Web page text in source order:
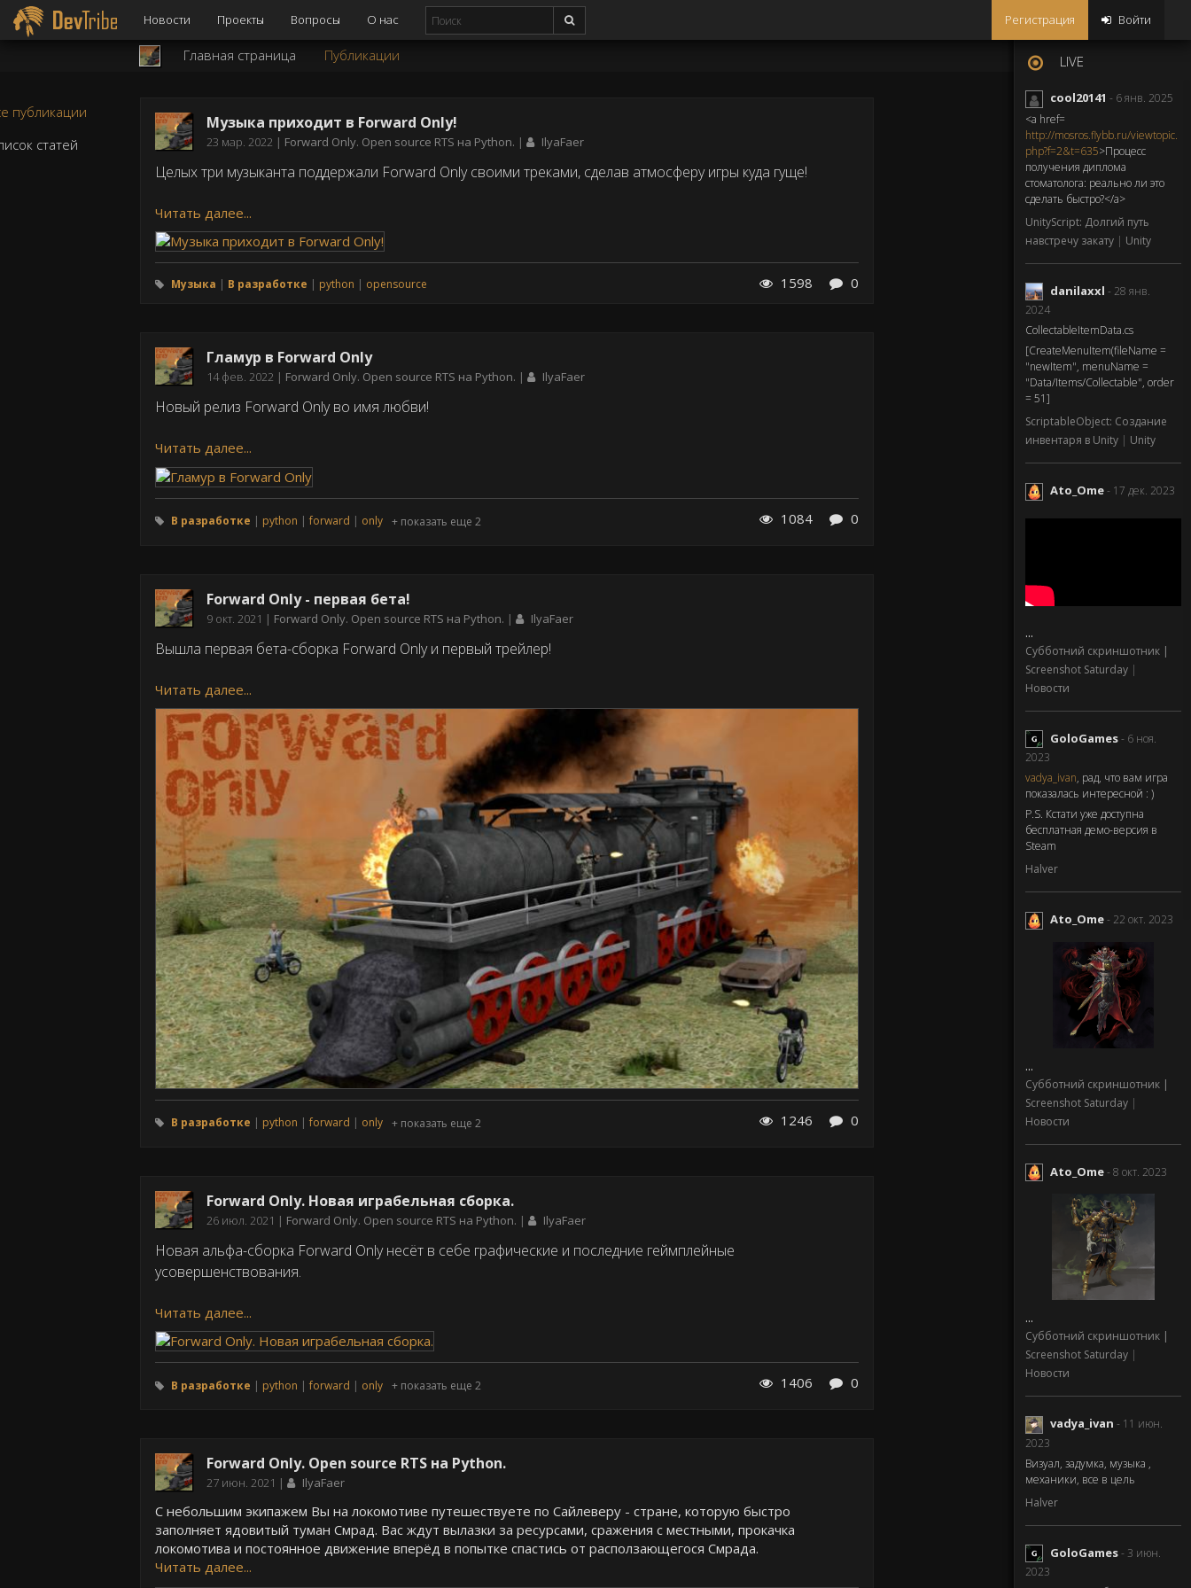
Регистрация Войти
Новости Проекты Вопросы О нас
LIVE
cool20141 - 6 янв. 2025
<a href=
http://mosros.flybb.ru/viewtopic.
php?f=2&t=635>Процесс
получения диплома
стоматолога: реально ли это
сделать быстро?</a>
UnityScript: Долгий путь
навстречу закату | Unity
danilaxxl - 28 янв.
2024
CollectableItemData.cs
[CreateMenuItem(fileName =
"newItem", menuName =
"Data/Items/Collectable", order
= 51]
ScriptableObject: Создание
инвентаря в Unity | Unity
Ato_Ome- 17 дек. 2023
...
Субботний скриншотник |
Screenshot Saturday |
Новости
GoloGames- 6 ноя.
2023
vadya_ivan, рад, что вам игра
показалась интересной : )
P.S. Кстати уже доступна
бесплатная демо-версия в
Steam
Halver
Ato_Ome- 22 окт. 2023
...
Субботний скриншотник |
Screenshot Saturday |
Новости
Ato_Ome- 8 окт. 2023
...
Субботний скриншотник |
Screenshot Saturday |
Новости
vadya_ivan - 11 июн.
2023
Визуал, задумка, музыка ,
механики, все в цель
Halver
GoloGames- 3 июн.
2023
Главная страница Публикации
публикации
статей
Музыка приходит в Forward Only!
Дата
23 мар. 2022 Forward Only. Open source RTS на Python. IlyaFaer
Целых три музыканта поддержали Forward Only своими треками, сделав атмосферу игры куда гуще!
Читать далее...
Музыка В разработке python opensource 1598 0
Гламур в Forward Only
Дата
14 фев. 2022 Forward Only. Open source RTS на Python. IlyaFaer
Новый релиз Forward Only во имя любви!
Читать далее...
В разработке python forward only + показать еще 2 1084 0
Forward Only - первая бета!
Дата
9 окт. 2021 Forward Only. Open source RTS на Python. IlyaFaer
Вышла первая бета-сборка Forward Only и первый трейлер!
Читать далее...
В разработке python forward only + показать еще 2 1246 0
Forward Only. Новая играбельная сборка.
Дата
26 июл. 2021 Forward Only. Open source RTS на Python. IlyaFaer
Новая альфа-сборка Forward Only несёт в себе графические и последние геймплейные
усовершенствования.
Читать далее...
В разработке python forward only + показать еще 2 1406 0
Forward Only. Open source RTS на Python.
Дата
27 июн. 2021 IlyaFaer
С небольшим экипажем Вы на локомотиве путешествуете по Сайлеверу - стране, которую быстро
заполняет ядовитый туман Смрад. Вас ждут вылазки за ресурсами, сражения с местными, прокачка
локомотива и постоянное движение вперёд в попытке спастись от расползающегося Смрада.
Читать далее...